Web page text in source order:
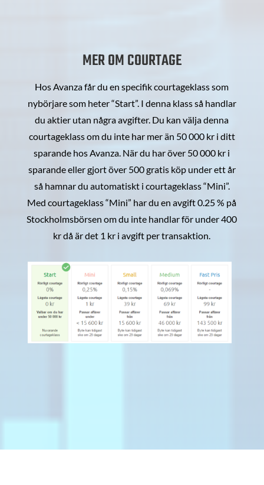
MER OM COURTAGE
Hos Avanza får du en specifik courtageklass som
nybörjare som heter “Start”. I denna klass så handlar
du aktier utan några avgifter. Du kan välja denna
courtageklass om du inte har mer än 50 000 kr i ditt
sparande hos Avanza. När du har över 50 000 kr i
sparande eller gjort över 500 gratis köp under ett år
så hamnar du automatiskt i courtageklass “Mini”.
Med courtageklass “Mini” har du en avgift 0.25 % på
Stockholmsbörsen om du inte handlar för under 400
kr då är det 1 kr i avgift per transaktion.